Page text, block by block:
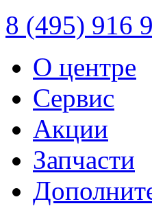
8 (495) 916
О центре
Сервис
Акции
Запчасти